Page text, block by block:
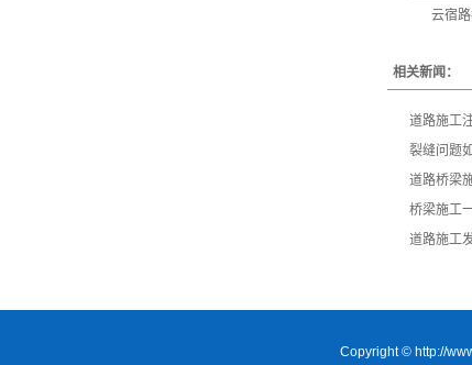
云宿
相关新闻：
道路施工
裂缝问题
道路桥梁
桥梁施工
道路施工
Copyright © http://